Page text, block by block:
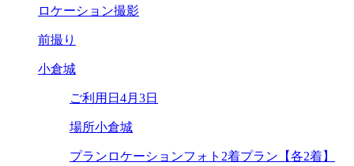
ロケーション撮影
前撮り
小倉城
ご利用日 4月3日
場所小倉城
プラン ロケーションフォト2着プラン【各2着】